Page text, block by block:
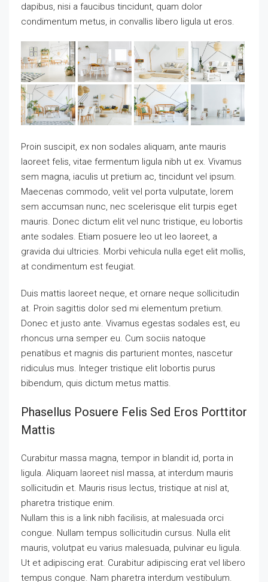
dapibus, nisi a faucibus tincidunt, quam dolor
condimentum metus, in convallis libero ligula ut eros.
Proin suscipit, ex non sodales aliquam, ante mauris
laoreet felis, vitae fermentum ligula nibh ut ex. Vivamus
sem magna, iaculis ut pretium ac, tincidunt vel ipsum.
Maecenas commodo, velit vel porta vulputate, lorem
sem accumsan nunc, nec scelerisque elit turpis eget
mauris. Donec dictum elit vel nunc tristique, eu lobortis
ante sodales. Etiam posuere leo ut leo laoreet, a
gravida dui ultricies. Morbi vehicula nulla eget elit mollis,
at condimentum est feugiat.
Duis mattis laoreet neque, et ornare neque sollicitudin
at. Proin sagittis dolor sed mi elementum pretium.
Donec et justo ante. Vivamus egestas sodales est, eu
rhoncus urna semper eu. Cum sociis natoque
penatibus et magnis dis parturient montes, nascetur
ridiculus mus. Integer tristique elit lobortis purus
bibendum, quis dictum metus mattis.
Phasellus Posuere Felis Sed Eros Porttitor
Mattis
Curabitur massa magna, tempor in blandit id, porta in
ligula. Aliquam laoreet nisl massa, at interdum mauris
sollicitudin et. Mauris risus lectus, tristique at nisl at,
pharetra tristique enim.
Nullam this is a link nibh facilisis, at malesuada orci
congue. Nullam tempus sollicitudin cursus. Nulla elit
mauris, volutpat eu varius malesuada, pulvinar eu ligula.
Ut et adipiscing erat. Curabitur adipiscing erat vel libero
tempus congue. Nam pharetra interdum vestibulum.